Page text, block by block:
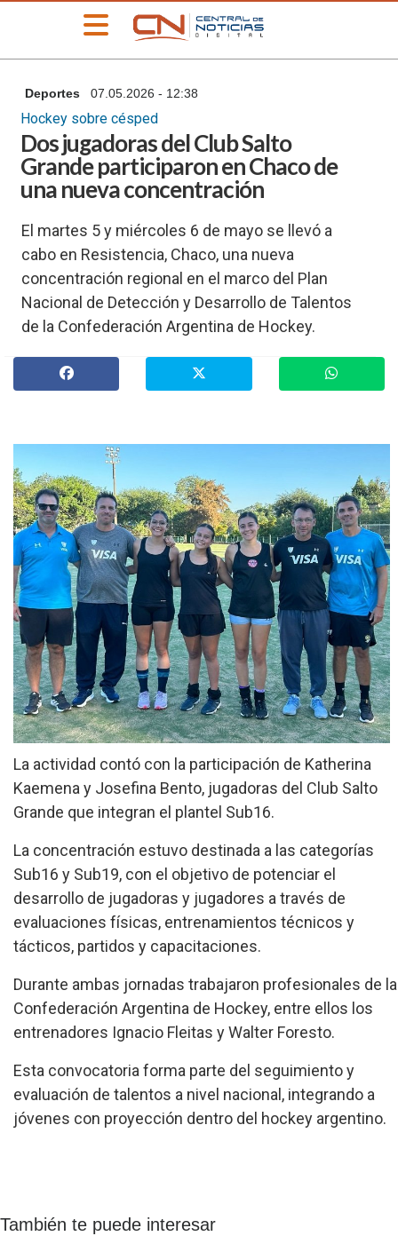
PORTADA
Deportes
Educación
Información
General
Locales
Policiales
Salud
»
Cultura
»
Economía
»
Espectáculos
»
Internacionales
»
Judiciales
»
Política
Deportes 07.05.2026 - 12:38
Hockey sobre césped
Dos jugadoras del Club Salto
Grande participaron en Chaco de
una nueva concentración
El martes 5 y miércoles 6 de mayo se llevó a
cabo en Resistencia, Chaco, una nueva
concentración regional en el marco del Plan
Nacional de Detección y Desarrollo de Talentos
de la Confederación Argentina de Hockey.
La actividad contó con la participación de Katherina
Kaemena y Josefina Bento, jugadoras del Club Salto
Grande que integran el plantel Sub16.
La concentración estuvo destinada a las categorías
Sub16 y Sub19, con el objetivo de potenciar el
desarrollo de jugadoras y jugadores a través de
evaluaciones físicas, entrenamientos técnicos y
tácticos, partidos y capacitaciones.
Durante ambas jornadas trabajaron profesionales de la
Confederación Argentina de Hockey, entre ellos los
entrenadores Ignacio Fleitas y Walter Foresto.
Esta convocatoria forma parte del seguimiento y
evaluación de talentos a nivel nacional, integrando a
jóvenes con proyección dentro del hockey argentino.
También te puede interesar